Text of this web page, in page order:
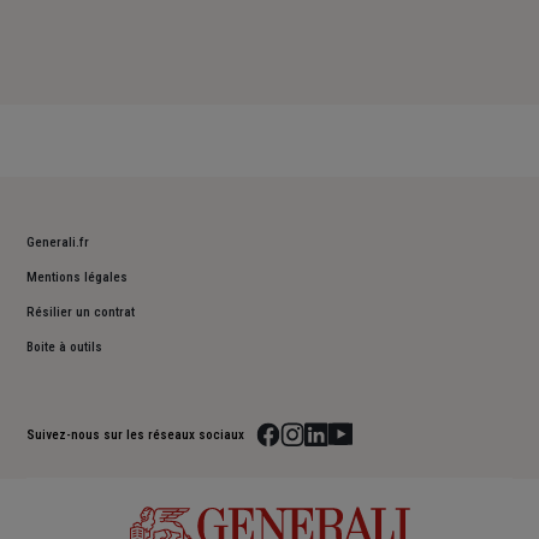
Generali.fr
Mentions légales
Résilier un contrat
Boite à outils
Suivez-nous sur les réseaux sociaux